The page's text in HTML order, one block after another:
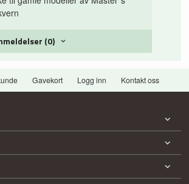
(0)
Gavekort Logg inn Kontakt oss